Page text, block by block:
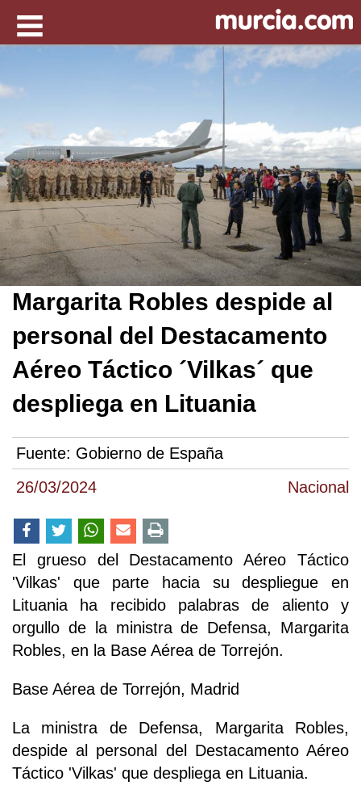
26/03/2024 Nacional
Margarita Robles despide al
personal del Destacamento
Aéreo Táctico ´Vilkas´ que
despliega en Lituania
Fuente: Gobierno de España
El grueso del Destacamento Aéreo Táctico
'Vilkas' que parte hacia su despliegue en
Lituania ha recibido palabras de aliento y
orgullo de la ministra de Defensa, Margarita
Robles, en la Base Aérea de Torrejón.
Base Aérea de Torrejón, Madrid
La ministra de Defensa, Margarita Robles,
despide al personal del Destacamento Aéreo
Táctico 'Vilkas' que despliega en Lituania.